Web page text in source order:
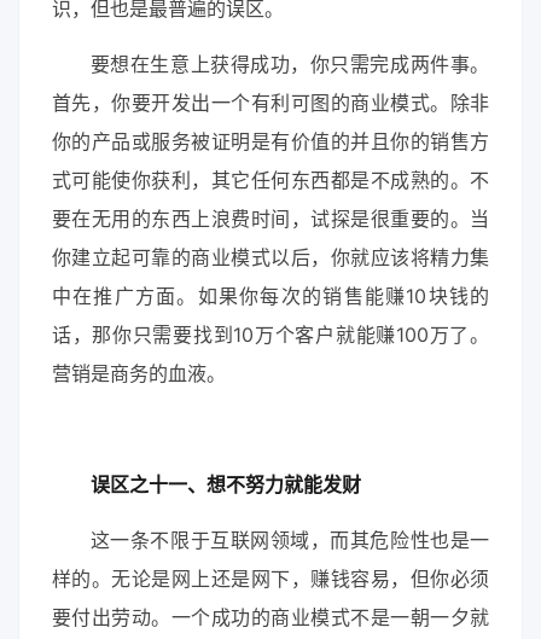
识，但也是最普遍的误区。
要想在生意上获得成功，你只需完成两件事。
首先，你要开发出一个有利可图的商业模式。除非
你的产品或服务被证明是有价值的并且你的销售方
式可能使你获利，其它任何东西都是不成熟的。不
要在无用的东西上浪费时间，试探是很重要的。当
你建立起可靠的商业模式以后，你就应该将精力集
中在推广方面。如果你每次的销售能赚10块钱的
话，那你只需要找到10万个客户就能赚100万了。
营销是商务的血液。
误区之十一、想不努力就能发财
这一条不限于互联网领域，而其危险性也是一
样的。无论是网上还是网下，赚钱容易，但你必须
要付出劳动。一个成功的商业模式不是一朝一夕就